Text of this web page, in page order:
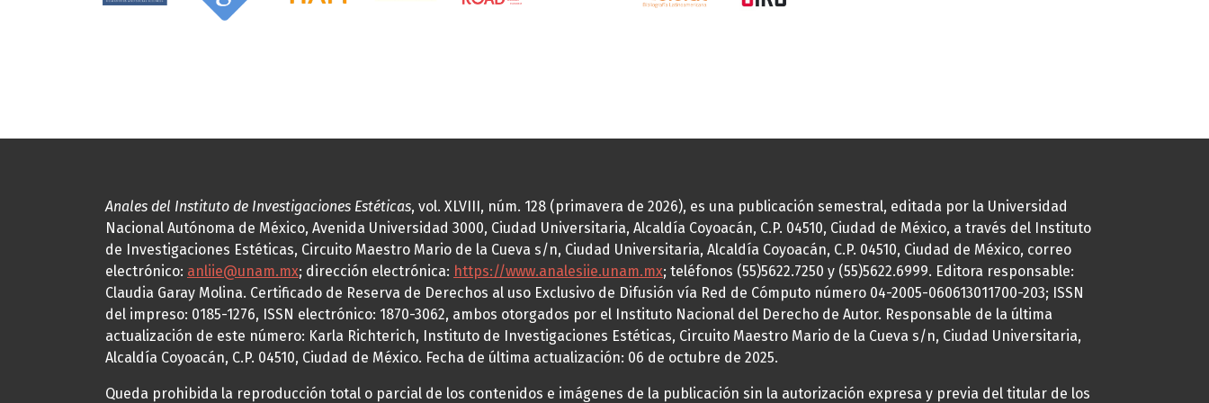
Anales del Instituto de Investigaciones Estéticas, vol. XLVIII, núm. 128 (primavera de 2026), es una publicación semestral, editada por la Universidad
Nacional Autónoma de México, Avenida Universidad 3000, Ciudad Universitaria, Alcaldía Coyoacán, C.P. 04510, Ciudad de México, a través del Instituto
de Investigaciones Estéticas, Circuito Maestro Mario de la Cueva s/n, Ciudad Universitaria, Alcaldía Coyoacán, C.P. 04510, Ciudad de México, correo
electrónico: anliie@unam.mx; dirección electrónica: https://www.analesiie.unam.mx; teléfonos (55)5622.7250 y (55)5622.6999. Editora responsable:
Claudia Garay Molina. Certificado de Reserva de Derechos al uso Exclusivo de Difusión vía Red de Cómputo número 04-2005-060613011700-203; ISSN
del impreso: 0185-1276, ISSN electrónico: 1870-3062, ambos otorgados por el Instituto Nacional del Derecho de Autor. Responsable de la última
actualización de este número: Karla Richterich, Instituto de Investigaciones Estéticas, Circuito Maestro Mario de la Cueva s/n, Ciudad Universitaria,
Alcaldía Coyoacán, C.P. 04510, Ciudad de México. Fecha de última actualización: 06 de octubre de 2025.
Queda prohibida la reproducción total o parcial de los contenidos e imágenes de la publicación sin la autorización expresa y previa del titular de los